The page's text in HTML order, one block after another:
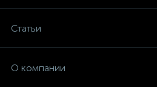
Статьи
О компании